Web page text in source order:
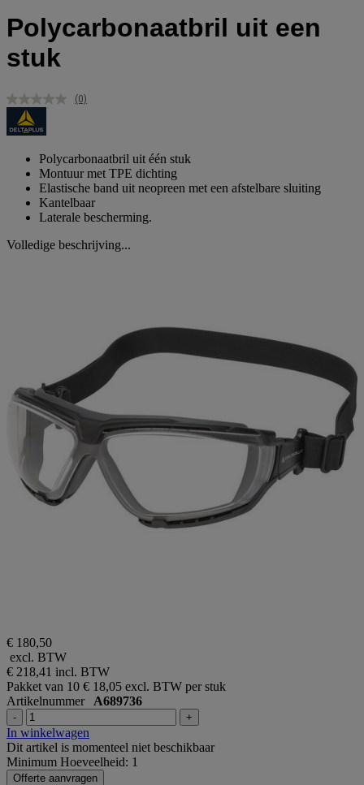
Polycarbonaatbril uit een
stuk
Geen
(0)
Polycarbonaatbril uit één stuk
Montuur met TPE dichting
Elastische band uit neopreen met een afstelbare sluiting
Kantelbaar
Laterale bescherming.
Volledige beschrijving...
€ 180,50
excl. BTW
€ 218,41 incl. BTW
Pakket van 10 € 18,05 excl. BTW per stuk
Artikelnummer A689736
- +
In winkelwagen
Dit artikel is momenteel niet beschikbaar
Minimum Hoeveelheid: 1
Offerte aanvragen